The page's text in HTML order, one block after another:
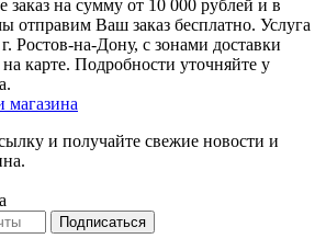
на сумму от 10 000 рублей и в
отправим Ваш заказ бесплатно. Услуга
Ростов-на-Дону, с зонами доставки
карте. Подробности уточняйте у
магазина
и получайте свежие новости и